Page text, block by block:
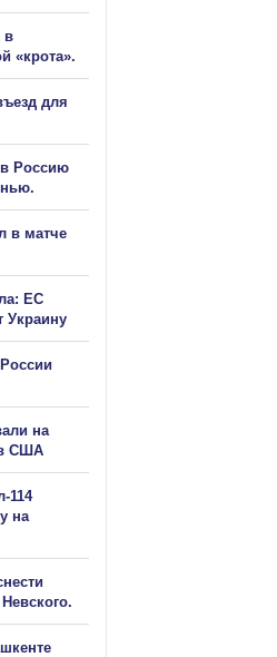
в
«крота».
для
Россию
в матче
ЕС
Украину
на
США
114
на